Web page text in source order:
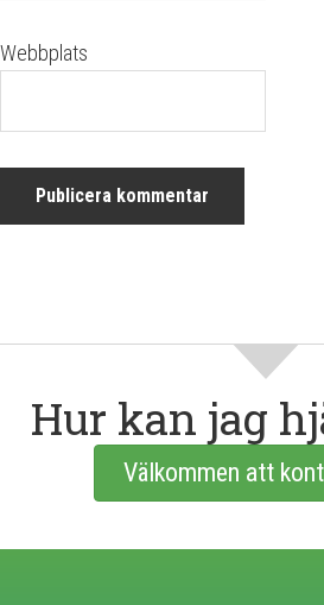
Webbplats
Hur kan jag
Välkommen att